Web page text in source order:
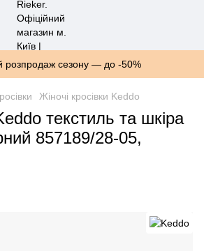
розпродаж сезону — до -50%
Жіночі кросівки Keddo
текстиль та шкіра
857189/28-05,